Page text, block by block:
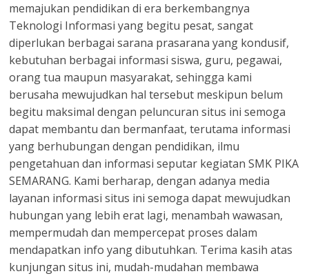
memajukan pendidikan di era berkembangnya
Teknologi Informasi yang begitu pesat, sangat
diperlukan berbagai sarana prasarana yang kondusif,
kebutuhan berbagai informasi siswa, guru, pegawai,
orang tua maupun masyarakat, sehingga kami
berusaha mewujudkan hal tersebut meskipun belum
begitu maksimal dengan peluncuran situs ini semoga
dapat membantu dan bermanfaat, terutama informasi
yang berhubungan dengan pendidikan, ilmu
pengetahuan dan informasi seputar kegiatan SMK PIKA
SEMARANG. Kami berharap, dengan adanya media
layanan informasi situs ini semoga dapat mewujudkan
hubungan yang lebih erat lagi, menambah wawasan,
mempermudah dan mempercepat proses dalam
mendapatkan info yang dibutuhkan. Terima kasih atas
kunjungan situs ini, mudah-mudahan membawa